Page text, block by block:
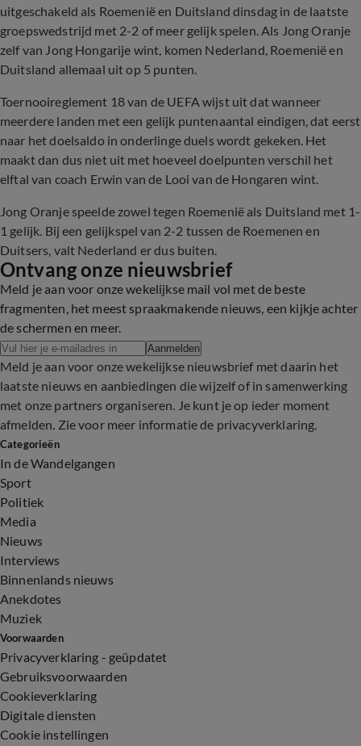
uitgeschakeld als Roemenië en Duitsland dinsdag in de laatste
groepswedstrijd met 2-2 of meer gelijk spelen. Als Jong Oranje
zelf van Jong Hongarije wint, komen Nederland, Roemenië en
Duitsland allemaal uit op 5 punten.
Toernooireglement 18 van de UEFA wijst uit dat wanneer
meerdere landen met een gelijk puntenaantal eindigen, dat eerst
naar het doelsaldo in onderlinge duels wordt gekeken. Het
maakt dan dus niet uit met hoeveel doelpunten verschil het
elftal van coach Erwin van de Looi van de Hongaren wint.
Jong Oranje speelde zowel tegen Roemenië als Duitsland met 1-
1 gelijk. Bij een gelijkspel van 2-2 tussen de Roemenen en
Duitsers, valt Nederland er dus buiten.
Ontvang onze nieuwsbrief
Meld je aan voor onze wekelijkse mail vol met de beste
fragmenten, het meest spraakmakende nieuws, een kijkje achter
de schermen en meer.
Aanmelden
Meld je aan voor onze wekelijkse nieuwsbrief met daarin het
laatste nieuws en aanbiedingen die wijzelf of in samenwerking
met onze partners organiseren. Je kunt je op ieder moment
afmelden. Zie voor meer informatie de privacyverklaring.
Categorieën
In de Wandelgangen
Sport
Politiek
Media
Nieuws
Interviews
Binnenlands nieuws
Anekdotes
Muziek
Voorwaarden
Privacyverklaring - geüpdatet
Gebruiksvoorwaarden
Cookieverklaring
Digitale diensten
Cookie instellingen